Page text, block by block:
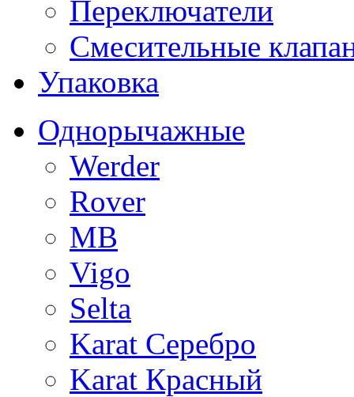
Переключатели
Смесительные
Упаковка
Однорычажные
Werder
Rover
MB
Vigo
Selta
Karat Серебро
Karat Красный